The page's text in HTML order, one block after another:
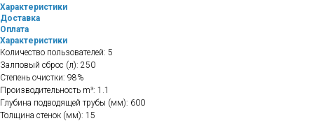
Характеристики
Доставка
Оплата
Характеристики
Количество пользователей: 5
Залповый сброс (л): 250
Степень очистки: 98%
Производительность m³: 1.1
Глубина подводящей трубы (мм): 600
Толщина стенок (мм): 15